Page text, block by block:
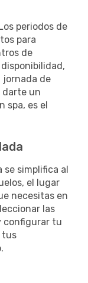
periodos de
para
de
jornada de
darte un
spa, es el
se simplifica al
el lugar
necesitas en
las
configurar tu
tus